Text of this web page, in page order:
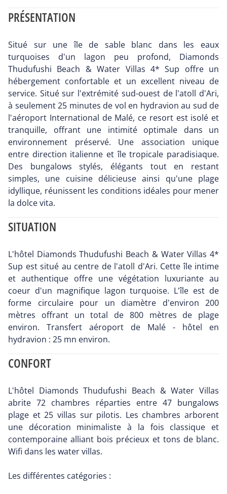
PRÉSENTATION
Situé sur une île de sable blanc dans les eaux
turquoises d'un lagon peu profond, Diamonds
Thudufushi Beach & Water Villas 4* Sup offre un
hébergement confortable et un excellent niveau de
service. Situé sur l'extrémité sud-ouest de l'atoll d'Ari,
à seulement 25 minutes de vol en hydravion au sud de
l'aéroport International de Malé, ce resort est isolé et
tranquille, offrant une intimité optimale dans un
environnement préservé. Une association unique
entre direction italienne et île tropicale paradisiaque.
Des bungalows stylés, élégants tout en restant
simples, une cuisine délicieuse ainsi qu'une plage
idyllique, réunissent les conditions idéales pour mener
la dolce vita.
SITUATION
L'hôtel Diamonds Thudufushi Beach & Water Villas 4*
Sup est situé au centre de l'atoll d'Ari. Cette île intime
et authentique offre une végétation luxuriante au
coeur d'un magnifique lagon turquoise. L'île est de
forme circulaire pour un diamètre d'environ 200
mètres offrant un total de 800 mètres de plage
environ. Transfert aéroport de Malé - hôtel en
hydravion : 25 mn environ.
CONFORT
L'hôtel Diamonds Thudufushi Beach & Water Villas
abrite 72 chambres réparties entre 47 bungalows
plage et 25 villas sur pilotis. Les chambres arborent
une décoration minimaliste à la fois classique et
contemporaine alliant bois précieux et tons de blanc.
Wifi dans les water villas.
Les différentes catégories :